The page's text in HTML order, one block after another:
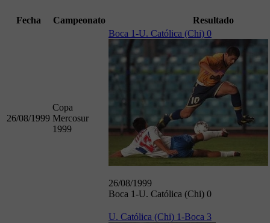
Fecha Campeonato Resultado
26/08/1999
Copa
Mercosur
1999
Boca 1-U. Católica (Chi) 0
26/08/1999
Boca 1-U. Católica (Chi) 0
U. Católica (Chi) 1-Boca 3